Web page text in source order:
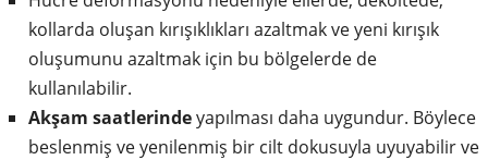
kollarda oluşan kırışıklıkları azaltmak ve yeni kırışık
oluşumunu azaltmak için bu bölgelerde de
kullanılabilir.
Akşam saatlerindeyapılması daha uygundur. Böylece
beslenmiş ve yenilenmiş bir cilt dokusuyla uyuyabilir ve